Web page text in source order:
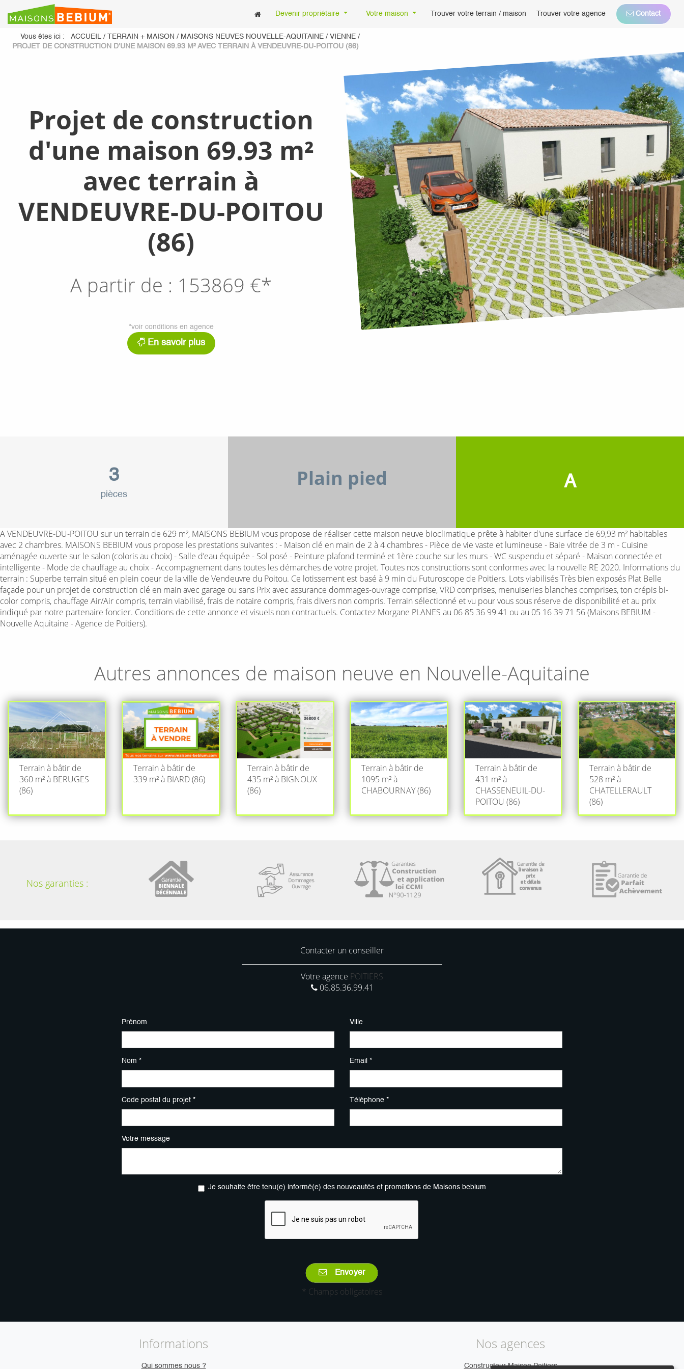
Devenir propriétaire Votre maison Trouver votre terrain / maison Trouver votre agence Contact
Vous êtes ici : ACCUEIL / TERRAIN + MAISON / MAISONS NEUVES NOUVELLE-AQUITAINE / VIENNE /
PROJET DE CONSTRUCTION D'UNE MAISON 69.93 M² AVEC TERRAIN À VENDEUVRE-DU-POITOU (86)
Projet de construction
d'une maison 69.93 m²
avec terrain à
VENDEUVRE-DU-POITOU
(86)
A partir de : 153869 €*
*voir conditions en agence
En savoir plus
3
pièces
Plain pied A
A VENDEUVRE-DU-POITOU sur un terrain de 629 m², MAISONS BEBIUM vous propose de réaliser cette maison neuve bioclimatique prête à habiter d'une surface de 69,93 m² habitables
avec 2 chambres. MAISONS BEBIUM vous propose les prestations suivantes : - Maison clé en main de 2 à 4 chambres - Pièce de vie vaste et lumineuse - Baie vitrée de 3 m - Cuisine
aménagée ouverte sur le salon (coloris au choix) - Salle d’eau équipée - Sol posé - Peinture plafond terminé et 1ère couche sur les murs - WC suspendu et séparé - Maison connectée et
intelligente - Mode de chauffage au choix - Accompagnement dans toutes les démarches de votre projet. Toutes nos constructions sont conformes avec la nouvelle RE 2020. Informations du
terrain : Superbe terrain situé en plein coeur de la ville de Vendeuvre du Poitou. Ce lotissement est basé à 9 min du Futuroscope de Poitiers. Lots viabilisés Très bien exposés Plat Belle
façade pour un projet de construction clé en main avec garage ou sans Prix avec assurance dommages-ouvrage comprise, VRD comprises, menuiseries blanches comprises, ton crépis bi-
color compris, chauffage Air/Air compris, terrain viabilisé, frais de notaire compris, frais divers non compris. Terrain sélectionné et vu pour vous sous réserve de disponibilité et au prix
indiqué par notre partenaire foncier. Conditions de cette annonce et visuels non contractuels. Contactez Morgane PLANES au 06 85 36 99 41 ou au 05 16 39 71 56 (Maisons BEBIUM -
Nouvelle Aquitaine - Agence de Poitiers).
Autres annonces de maison neuve en Nouvelle-Aquitaine
Terrain à bâtir de
360 m² à BERUGES
(86)
Terrain à bâtir de
339 m² à BIARD (86)
Terrain à bâtir de
435 m² à BIGNOUX
(86)
Terrain à bâtir de
1095 m² à
CHABOURNAY (86)
Terrain à bâtir de
431 m² à
CHASSENEUIL-DU-
POITOU (86)
Terrain à bâtir de
528 m² à
CHATELLERAULT
(86)
Nos garanties :
Contacter un conseiller
Votre agence POITIERS
06.85.36.99.41
Prénom Ville
Nom * Email *
Code postal du projet * Téléphone *
Votre message
Je souhaite être tenu(e) informé(e) des nouveautés et promotions de Maisons bebium
Envoyer
* Champs obligatoires
Informations
Qui sommes nous ?
Nos agences
Constructeur Maison Poitiers